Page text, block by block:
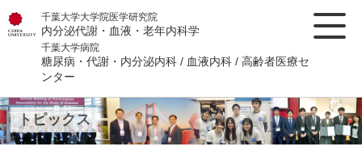
千葉大学大学院医学研究院
内分泌代謝・血液・老年内科学
千葉大学病院
糖尿病・代謝・内分泌内科 / 血液内科 / 高齢者医療セ
ンター
トピックス